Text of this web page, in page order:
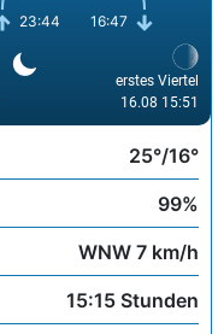
23:44 16:47
erstes Viertel
16.08 15:51
25°/16°
99%
WNW 7 km/h
15:15 Stunden